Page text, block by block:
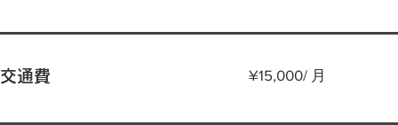
交通費 ¥15,000/ 月